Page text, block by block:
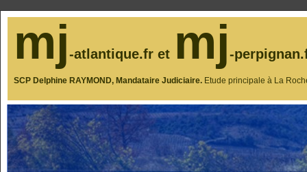
mj-atlantique.fr et mj-
SCP Delphine RAYMOND, Mandataire Judiciaire. Etude principale à La